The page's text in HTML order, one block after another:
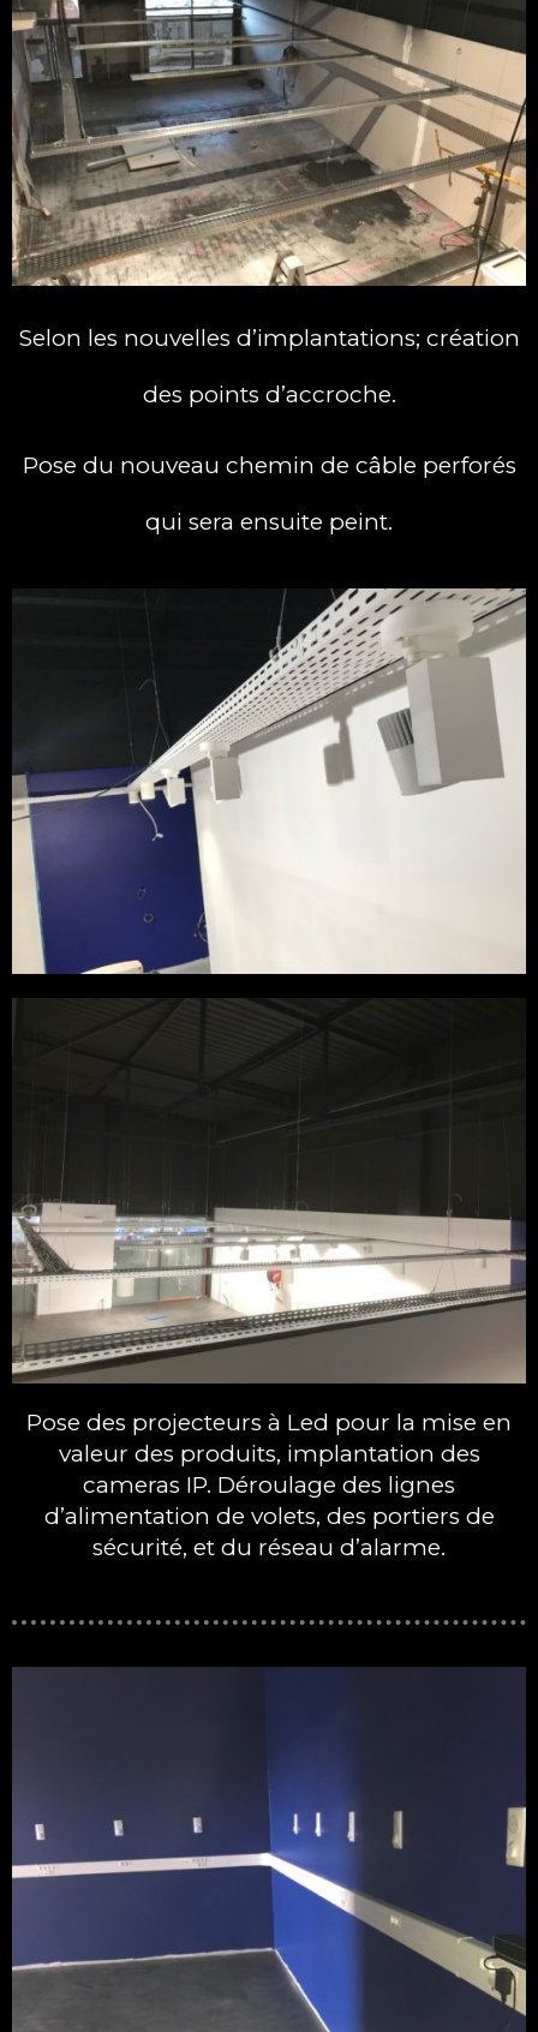
Selon les nouvelles d’implantations; création
des points d’accroche.
Pose du nouveau chemin de câble perforés
qui sera ensuite peint.
Pose des projecteurs à Led pour la mise en
valeur des produits, implantation des
cameras IP. Déroulage des lignes
d’alimentation de volets, des portiers de
sécurité, et du réseau d’alarme.